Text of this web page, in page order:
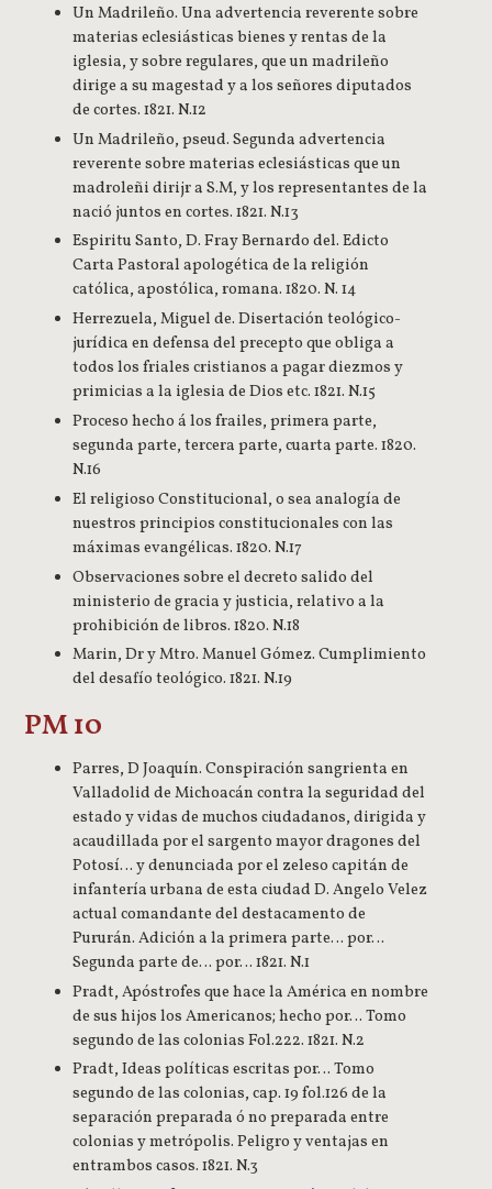
Un Madrileño. Una advertencia reverente sobre
materias eclesiásticas bienes y rentas de la
iglesia, y sobre regulares, que un madrileño
dirige a su magestad y a los señores diputados
de cortes. 1821. N.12
Un Madrileño, pseud. Segunda advertencia
reverente sobre materias eclesiásticas que un
madroleñi dirijr a S.M, y los representantes de la
nació juntos en cortes. 1821. N.13
Espiritu Santo, D. Fray Bernardo del. Edicto
Carta Pastoral apologética de la religión
católica, apostólica, romana. 1820. N. 14
Herrezuela, Miguel de. Disertación teológico-
jurídica en defensa del precepto que obliga a
todos los friales cristianos a pagar diezmos y
primicias a la iglesia de Dios etc. 1821. N.15
Proceso hecho á los frailes, primera parte,
segunda parte, tercera parte, cuarta parte. 1820.
N.16
El religioso Constitucional, o sea analogía de
nuestros principios constitucionales con las
máximas evangélicas. 1820. N.17
Observaciones sobre el decreto salido del
ministerio de gracia y justicia, relativo a la
prohibición de libros. 1820. N.18
Marin, Dr y Mtro. Manuel Gómez. Cumplimiento
del desafío teológico. 1821. N.19
PM 10
Parres, D Joaquín. Conspiración sangrienta en
Valladolid de Michoacán contra la seguridad del
estado y vidas de muchos ciudadanos, dirigida y
acaudillada por el sargento mayor dragones del
Potosí… y denunciada por el zeleso capitán de
infantería urbana de esta ciudad D. Angelo Velez
actual comandante del destacamento de
Pururán. Adición a la primera parte… por…
Segunda parte de… por… 1821. N.1
Pradt, Apóstrofes que hace la América en nombre
de sus hijos los Americanos; hecho por… Tomo
segundo de las colonias Fol.222. 1821. N.2
Pradt, Ideas políticas escritas por… Tomo
segundo de las colonias, cap. 19 fol.126 de la
separación preparada ó no preparada entre
colonias y metrópolis. Peligro y ventajas en
entrambos casos. 1821. N.3